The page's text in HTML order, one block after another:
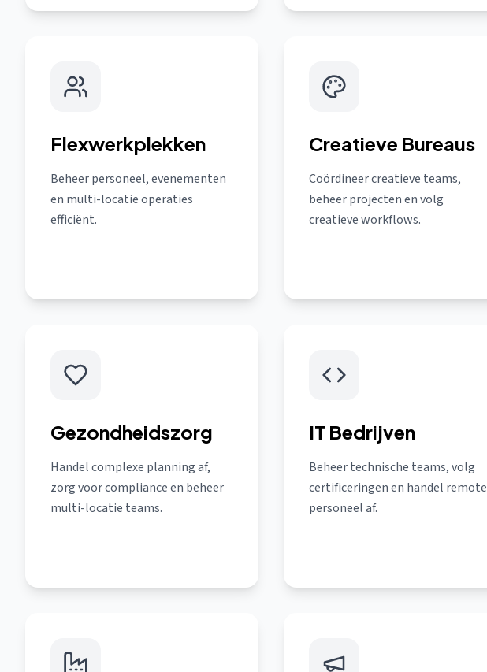
Flexwerkplekken
Beheer personeel, evenementen
en multi-locatie operaties
efficiënt.
Creatieve Bureaus
Coördineer creatieve teams,
beheer projecten en volg
creatieve workflows.
Gezondheidszorg
Handel complexe planning af,
zorg voor compliance en beheer
multi-locatie teams.
IT Bedrijven
Beheer technische teams, volg
certificeringen en handel remote
personeel af.